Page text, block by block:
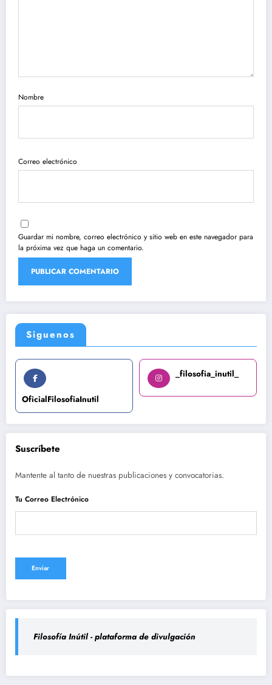
Nombre
Correo electrónico
Guardar mi nombre, correo electrónico y sitio web en este navegador para
la próxima vez que haga un comentario.
Siguenos
OficialFilosofiaInutil
_filosofia_inutil_
Suscríbete
Mantente al tanto de nuestras publicaciones y convocatorias.
Tu Correo Electrónico
Filosofía Inútil - plataforma de divulgación